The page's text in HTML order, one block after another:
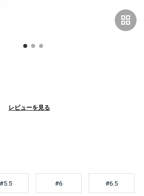
grid_view
レビューを見る
#5.5 #6 #6.5